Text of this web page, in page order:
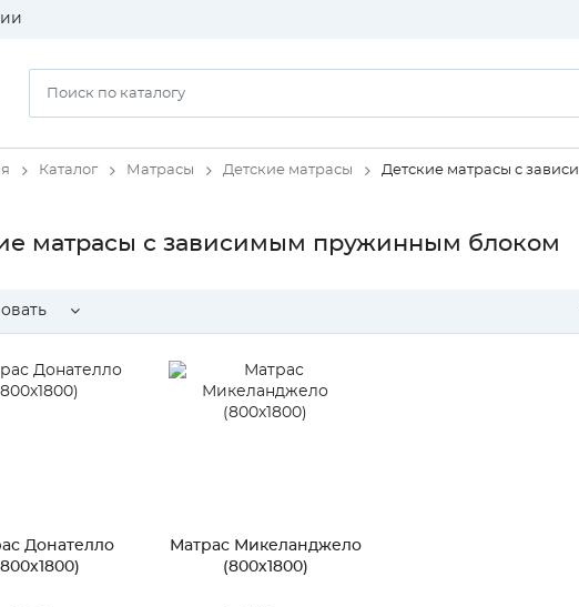
Каталог Матрасы Детские матрасы Детские матрасы с
матрасы с зависимым пружинным блоком
Донателло
Матрас Микеланджело
(800х1800)